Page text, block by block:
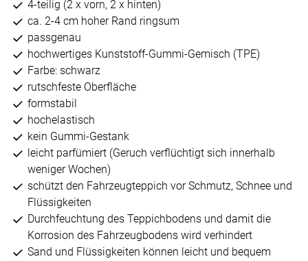
4-teilig (2 x vorn, 2 x hinten)
ca. 2-4 cm hoher Rand ringsum
passgenau
hochwertiges Kunststoff-Gummi-Gemisch (TPE)
Farbe: schwarz
rutschfeste Oberfläche
formstabil
hochelastisch
kein Gummi-Gestank
leicht parfümiert (Geruch verflüchtigt sich innerhalb
weniger Wochen)
schützt den Fahrzeugteppich vor Schmutz, Schnee und
Flüssigkeiten
Durchfeuchtung des Teppichbodens und damit die
Korrosion des Fahrzeugbodens wird verhindert
Sand und Flüssigkeiten können leicht und bequem